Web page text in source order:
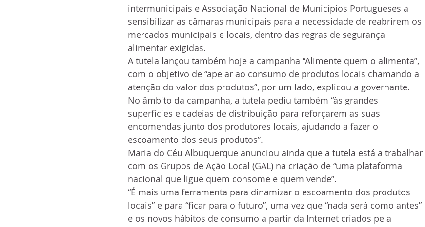
intermunicipais e Associação Nacional de Municípios Portugueses a
sensibilizar as câmaras municipais para a necessidade de reabrirem os
mercados municipais e locais, dentro das regras de segurança
alimentar exigidas.
A tutela lançou também hoje a campanha “Alimente quem o alimenta”,
com o objetivo de “apelar ao consumo de produtos locais chamando a
atenção do valor dos produtos”, por um lado, explicou a governante.
No âmbito da campanha, a tutela pediu também “às grandes
superfícies e cadeias de distribuição para reforçarem as suas
encomendas junto dos produtores locais, ajudando a fazer o
escoamento dos seus produtos”.
Maria do Céu Albuquerque anunciou ainda que a tutela está a trabalhar
com os Grupos de Ação Local (GAL) na criação de “uma plataforma
nacional que ligue quem consome e quem vende”.
“É mais uma ferramenta para dinamizar o escoamento dos produtos
locais” e para “ficar para o futuro”, uma vez que “nada será como antes”
e os novos hábitos de consumo a partir da Internet criados pela